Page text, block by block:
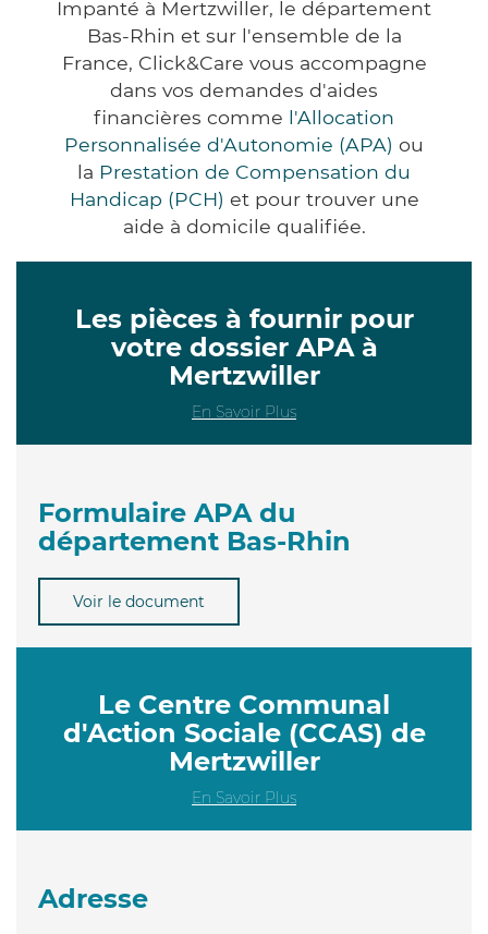
Impanté à Mertzwiller, le département
Bas-Rhin et sur l'ensemble de la
France, Click&Care vous accompagne
dans vos demandes d'aides
financières comme l'Allocation
Personnalisée d'Autonomie (APA) ou
la Prestation de Compensation du
Handicap (PCH) et pour trouver une
aide à domicile qualifiée.
Les pièces à fournir pour
votre dossier APA à
Mertzwiller
En Savoir Plus
Formulaire APA du
département Bas-Rhin
Voir le document
Le Centre Communal
d'Action Sociale (CCAS) de
Mertzwiller
En Savoir Plus
Adresse